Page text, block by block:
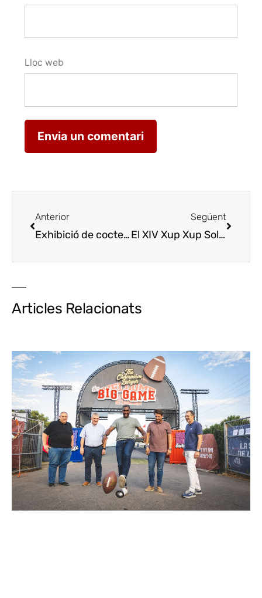
Lloc web
Anterior
Exhibició de cocteleria i cuina amb José Person i Jesús Gimena
Següent
El XIV Xup Xup Solidari recapta 10.000 euros a benefici d’Arrels
Articles Relacionats